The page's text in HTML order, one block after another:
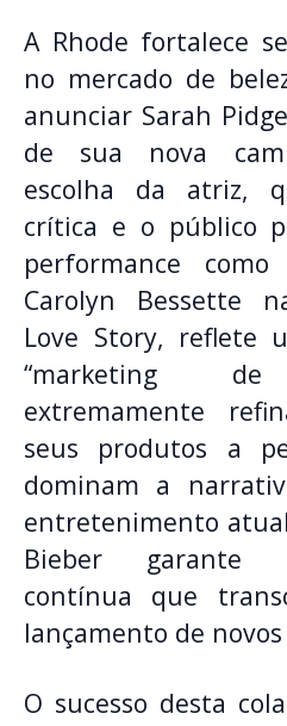
A Rhode fortalece
no mercado de
anunciar Sarah
de sua nova
escolha da atriz,
crítica e o público
performance
Carolyn Bessette
Love Story, reflete
“marketing de
extremamente
seus produtos a
dominam a
entretenimento
Bieber garante
contínua que
lançamento de
O sucesso desta